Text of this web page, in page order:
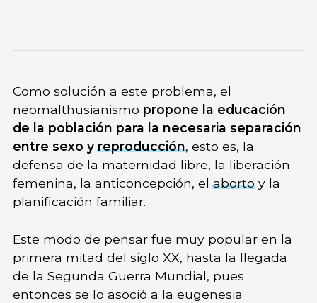
Como solución a este problema, el
neomalthusianismo propone la educación
de la población para la necesaria separación
entre sexo yreproducción, esto es, la
defensa de la maternidad libre, la liberación
femenina, la anticoncepción, elabortoy la
planificación familiar.
Este modo de pensar fue muy popular en la
primera mitad del siglo XX, hasta la llegada
de la Segunda Guerra Mundial, pues
entonces se lo asoció a la eugenesia